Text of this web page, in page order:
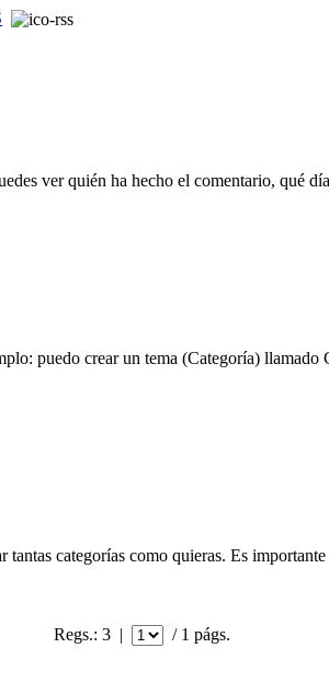
ver quién ha hecho el comentario, qué
puedo crear un tema (Categoría)
categorías como quieras. Es
Regs.: 3 |
/ 1 págs.